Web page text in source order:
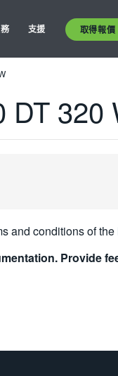
支援 取得報價
DT 320
and conditions of the
Provide